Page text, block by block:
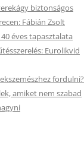
biztonságos
Fábián Zsolt
éves tapasztalata
Eurolikvid
fordulni?
amiket nem szabad